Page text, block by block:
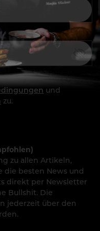
und
zu.
zu allen Artikeln,
die besten News und
direkt per Newsletter
Bullshit. Die
jederzeit über den